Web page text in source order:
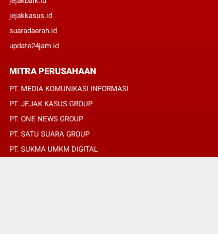
jejakkasus.id
suaradaerah.id
update24jam.id
MITRA PERUSAHAAN
PT. MEDIA KOMUNIKASI INFORMASI
PT. JEJAK KASUS GROUP
PT. ONE NEWS GROUP
PT. SATU SUARA GROUP
PT. SUKMA UMKM DIGITAL